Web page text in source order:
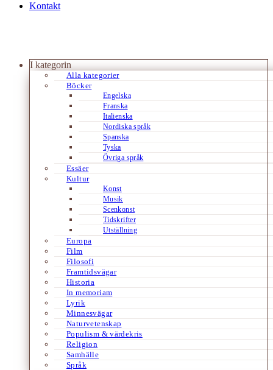
Kontakt
I kategorin
Alla kategorier
Böcker
Engelska
Franska
Italienska
Nordiska språk
Spanska
Tyska
Övriga språk
Essäer
Kultur
Konst
Musik
Scenkonst
Tidskrifter
Utställning
Europa
Film
Filosofi
Framtidsvägar
Historia
In memoriam
Lyrik
Minnesvägar
Naturvetenskap
Populism & värdekris
Religion
Samhälle
Språk